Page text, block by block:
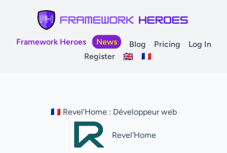
Framework Heroes News Blog Pricing
Log In
Register
🇬🇧 🇫🇷
🇫🇷 Revel'Home : Développeur web
Revel'Home